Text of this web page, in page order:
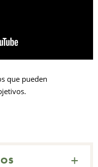
que pueden